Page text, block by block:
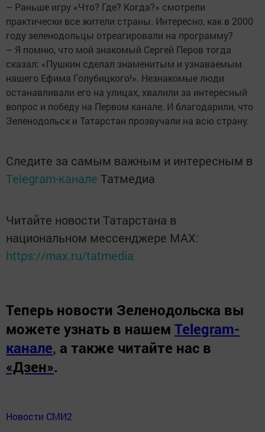
– Раньше игру «Что? Где? Когда?» смотрели
практически все жители страны. Интересно, как в 2000
году зеленодольцы отреагировали на программу?
– Я помню, что мой знакомый Сергей Перов тогда
сказал: «Пушкин сделал знаменитым и узнаваемым
нашего Ефима Голубицкого!». Незнакомые люди
останавливали его на улицах, хвалили за интересный
вопрос и победу на Первом канале. И благодарили, что
Зеленодольск и Татарстан прозвучали на всю страну.
Следите за самым важным и интересным в
Telegram-канале Татмедиа
Читайте новости Татарстана в
национальном мессенджере MАХ:
https://max.ru/tatmedia
Теперь новости Зеленодольска вы
можете узнать в нашем Telegram-
канале, а также читайте нас в
«Дзен».
Новости СМИ2